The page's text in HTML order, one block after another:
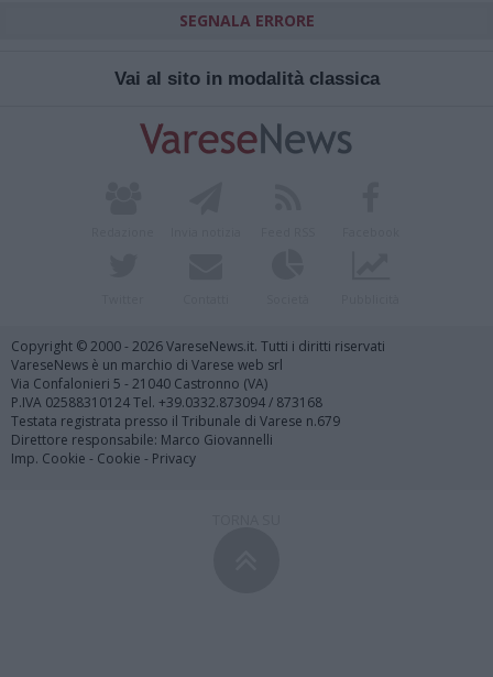
SEGNALA ERRORE
Vai al sito in modalità classica
Copyright © 2000 - 2026 VareseNews.it. Tutti i diritti riservati
VareseNews è un marchio di Varese web srl
Via Confalonieri 5 - 21040 Castronno (VA)
P.IVA 02588310124 Tel. +39.0332.873094 / 873168
Testata registrata presso il Tribunale di Varese n.679
Direttore responsabile: Marco Giovannelli
Imp. Cookie - Cookie - Privacy